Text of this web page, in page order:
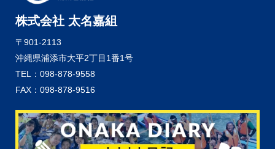
株式会社 太名嘉組
〒901-2113
沖縄県浦添市大平2丁目1番1号
TEL：098-878-9558
FAX：098-878-9516